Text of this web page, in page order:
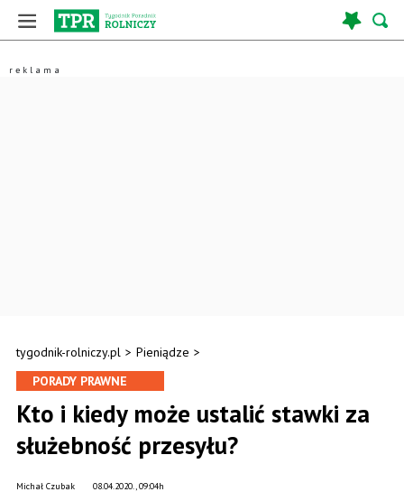
tygodnik-rolniczy.pl > Pieniądze >
PORADY PRAWNE
Kto i kiedy może ustalić stawki za
służebność przesyłu?
08.04.2020., 09:04h
Michał Czubak